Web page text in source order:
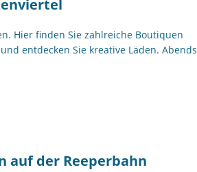
Hier finden Sie zahlreiche Boutiquen
entdecken Sie kreative Läden. Abends
auf der Reeperbahn